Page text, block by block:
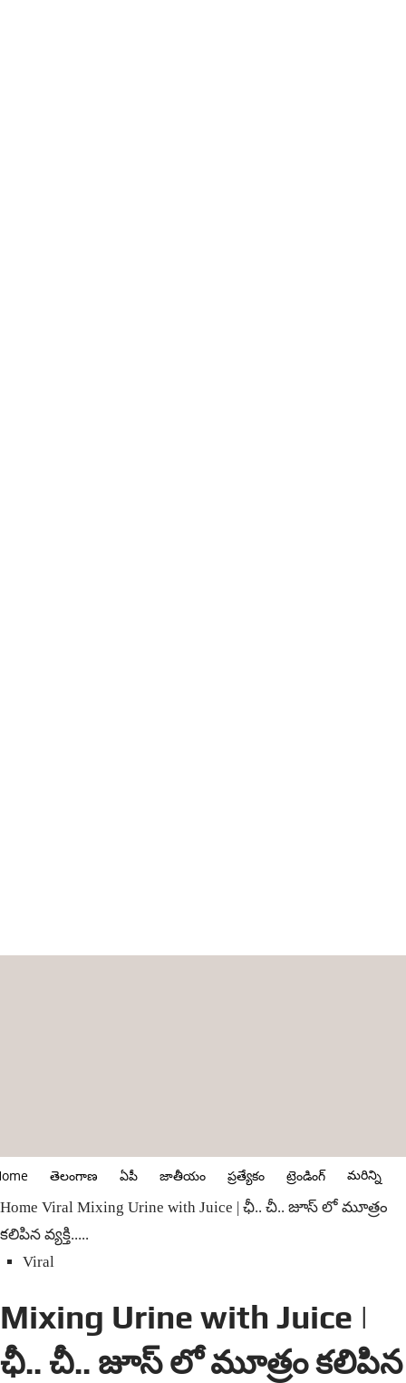
తెలంగాణ ఏపీ జాతీయం ప్రత్యేకం ట్రెండింగ్
మరిన్ని
Home Viral Mixing Urine with Juice | ఛీ.. చీ.. జూస్ లో మూత్రం
క‌లిపిన వ్య‌క్తి.....
Viral
Mixing Urine with Juice |
ఛీ.. చీ.. జూస్ లో మూత్రం క‌లిపిన